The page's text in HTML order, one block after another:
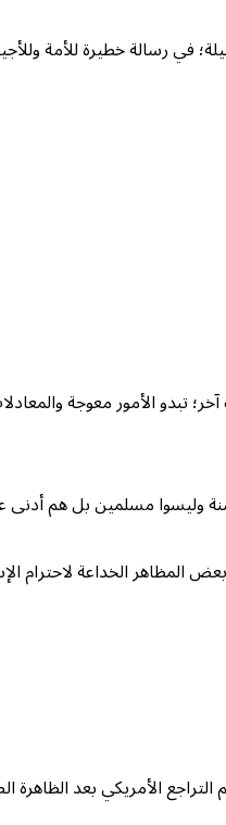
في رسالة خطيرة للأمة
تبدو الأمور معوجة
وليسوا مسلمين بل هم أدنى
المظاهر الخداعة لاحترام
الأمريكي بعد الظاهرة